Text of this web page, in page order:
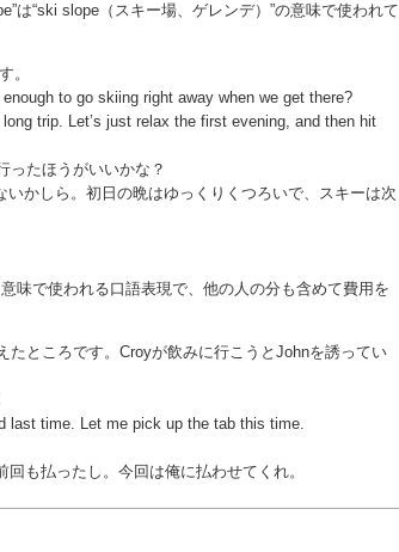
は“ski slope（スキー場、ゲレンデ）”の意味で使われて
。
to go skiing right away when we get there?
long trip. Let’s just relax the first evening, and then hit
ったほうがいいかな？
かしら。初日の晩はゆっくりくつろいで、スキーは次
味で使われる口語表現で、他の人の分も含めて費用を
ところです。Croyが飲みに行こうとJohnを誘ってい
last time. Let me pick up the tab this time.
も払ったし。今回は俺に払わせてくれ。